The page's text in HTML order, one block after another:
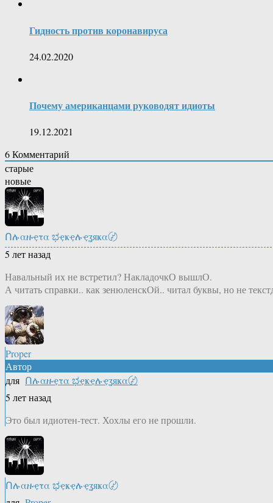
Гидность против коронавируса
24.02.2020
Почему американцами руководят идиоты
19.12.2021
6Комментарий
старые
новые
Ոሉαዙҿτα ಭҿҝҿሉҿʓяҝα〄
5 лет назад
Навальный их не встретил? НакладочкО вышлО.
А читать справки.. как зенюленскОй.. читал буквы, но не
Proper
Автор
для Ոሉαዙҿτα ಭҿҝҿሉҿʓяҝα〄
5 лет назад
Это был идиотен-тест. Хохлы его не прошли.
Ոሉαዙҿτα ಭҿҝҿሉҿʓяҝα〄